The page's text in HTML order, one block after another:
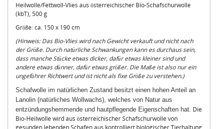
Heilwolle/Fettwoll-Vlies aus österreichischer Bio-Schafschurwolle
(kbT), 500 g
Größe: ca. 150 x 190 cm
(Hinweis: Das Bio-Vlies wird nach Gewicht verkauft und nicht nach
der Größe. Durch natürliche Schwankungen kann es durchaus sein,
dass manche Stücke etwas dicker, dafür etwas kleiner sind und
andere etwas dünner, dafür etwas größer. Die Maße ist also nur ein
ungefährer Richtwert und ist nicht als fixe Größe zu verstehen.)
Schafwolle im natürlichen Zustand besitzt einen hohen Anteil an
Lanolin (natürliches Wollwachs), welches von Natur aus
entzündungshemmende und hautpflegende Eigenschaften hat. Die
Bio-Heilwolle wird aus österreichischer Schafschurwolle von
gesunden lebenden Schafen aus kontrolliert biologischer Tierhaltung